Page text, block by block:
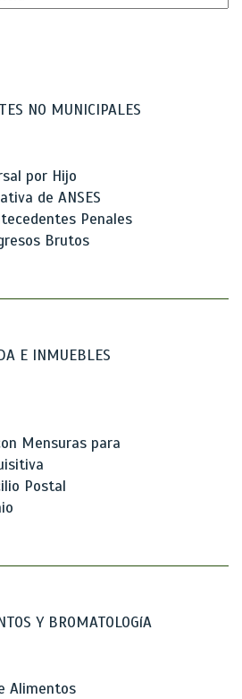
NO MUNICIPALES
por Hijo
de ANSES
Penales
Brutos
E INMUEBLES
Mensuras para
Postal
Y BROMATOLOGíA
Alimentos